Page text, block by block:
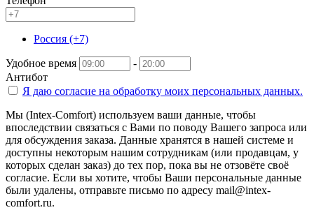
Россия (+7)
Удобное время
-
Антибот
Я даю согласие на обработку моих персональных данных.
Мы (Intex-Comfort) используем ваши данные, чтобы
впоследствии связаться с Вами по поводу Вашего запроса или
для обсуждения заказа. Данные хранятся в нашей системе и
доступны некоторым нашим сотрудникам (или продавцам, у
которых сделан заказ) до тех пор, пока вы не отзовёте своё
согласие. Если вы хотите, чтобы Ваши персональные данные
были удалены, отправьте письмо по адресу mail@intex-
comfort.ru.